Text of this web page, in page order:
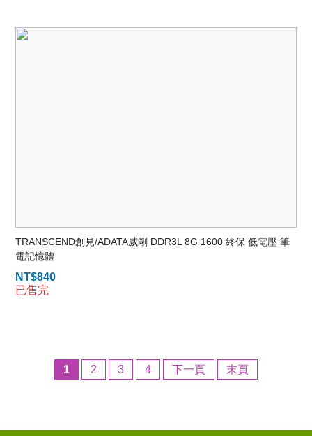
TRANSCEND創見/ADATA威剛 DDR3L 8G 1600 終保 低電壓 筆
電記憶體
NT$840
已售完
1 2 3 4 下一頁 末頁